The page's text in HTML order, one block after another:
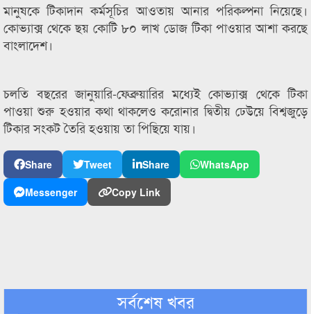
মানুষকে টিকাদান কর্মসূচির আওতায় আনার পরিকল্পনা নিয়েছে।
কোভ্যাক্স থেকে ছয় কোটি ৮০ লাখ ডোজ টিকা পাওয়ার আশা করছে
বাংলাদেশ।
চলতি বছরের জানুয়ারি-ফেব্রুয়ারির মধ্যেই কোভ্যাক্স থেকে টিকা
পাওয়া শুরু হওয়ার কথা থাকলেও করোনার দ্বিতীয় ঢেউয়ে বিশ্বজুড়ে
টিকার সংকট তৈরি হওয়ায় তা পিছিয়ে যায়।
Share Tweet Share
WhatsApp
Messenger
Copy Link
সর্বশেষ খবর